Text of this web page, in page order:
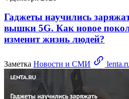
Гаджеты научились
вышки 5G. Как новое
изменит жизнь людей?
Заметка Новости и СМИ